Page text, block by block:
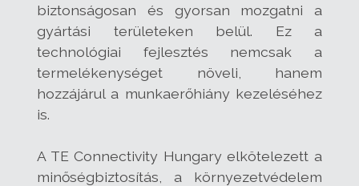
biztonságosan és gyorsan mozgatni a
gyártási területeken belül. Ez a
technológiai fejlesztés nemcsak a
termelékenységet növeli, hanem
hozzájárul a munkaerőhiány kezeléséhez
is.
A TE Connectivity Hungary elkötelezett a
minőségbiztosítás, a környezetvédelem